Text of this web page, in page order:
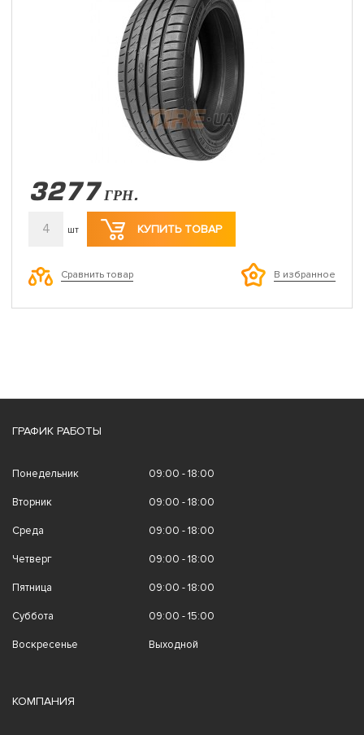
3277 ГРН.
4 шт КУПИТЬ ТОВАР
Сравнить товар В избранное
ГРАФИК РАБОТЫ
Понедельник 09:00 - 18:00
Вторник 09:00 - 18:00
Среда 09:00 - 18:00
Четверг 09:00 - 18:00
Пятница 09:00 - 18:00
Суббота 09:00 - 15:00
Воскресенье Выходной
КОМПАНИЯ